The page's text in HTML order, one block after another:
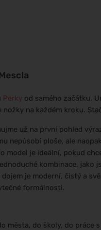
Perky od samého začátku.
na každém kroku.
už na první pohled
nepůsobí ploše, ale
model je ideální, pokud
kombinace,
je moderní, čistý a
formálnosti.
města, do školy, do práce